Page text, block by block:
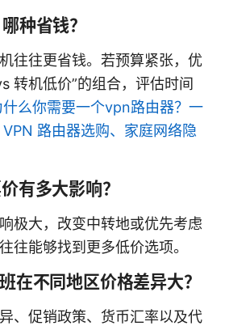
种省钱？
往往更省钱。若预算紧张，优
转机低价”的组合，评估时间
什么你需要一个vpn路由器？一
路由器选购、家庭网络隐
有多大影响？
极大，改变中转地或优先考虑
往能够找到更多低价选项。
在不同地区价格差异大？
、促销政策、货币汇率以及代